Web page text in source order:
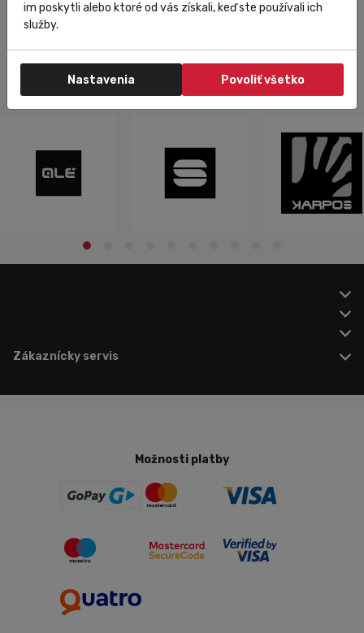
Zákaznícky servis
Možnosti platby
im poskytli alebo ktoré od vás získali, keď ste používali ich
služby.
Nastavenia Povoliť všetko